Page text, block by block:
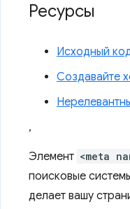
Ресурсы
Исходный
Создавайте
,
Элемент <meta
поисковые
делает вашу